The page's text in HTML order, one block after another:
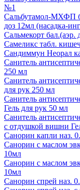
№1
Сальбутамол-МХФП
доз 12мл (насадка-
Сальмекорт бал.(аэр.
Самеликс табл.
Сандиммун Неорал
Санитель
250 мл
Санитель
для рук 250 мл
Санитель
Гель для рук 50 мл
Санитель
с отдушкой вишни
Санорин капли наз.
Санорин с маслом
10мл
Санорин с маслом
10мл
Санорин спрей наз.